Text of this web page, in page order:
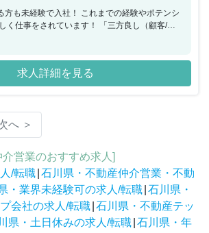
方も未経験で入社！ これまでの経験やポテンシ
されています！ 「三方良し（顧客/社
革新」の理念を 大事にしており、お客様に満
員で喜び合うような人間関係です。 『稼げ
の出会いを大切にできる』営業です。 収入は基
月々は安定。 もちろん、頑張りや成果について
す。
求人詳細を見る
へ ＞
営業のおすすめ求人]
/転職 石川県・不動産仲介営業・不動
・業界未経験可の求人/転職 石川県・
会社の求人/転職 石川県・不動産テッ
県・土日休みの求人/転職 石川県・年